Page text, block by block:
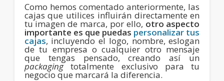
Como hemos comentado anteriormente, las
cajas que utilices influirán directamente en
tu imagen de marca, por ello, otro aspecto
importante es que puedas personalizar tus
cajas, incluyendo el logo, nombre, eslogan
de tu empresa o cualquier otro mensaje
que tengas pensado, creando así un
packagingtotalmente exclusivo para tu
negocio que marcará la diferencia.